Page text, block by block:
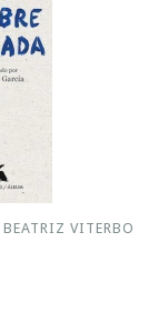
VITERBO